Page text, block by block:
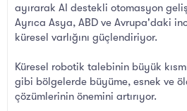
ayırarak AI destekli otomasyon
Ayrıca Asya, ABD ve Avrupa'daki
küresel varlığını güçlendiriyor.
Küresel robotik talebinin büyük
gibi bölgelerde büyüme, esnek ve
çözümlerinin önemini artırıyor.